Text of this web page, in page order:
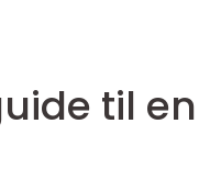
til en